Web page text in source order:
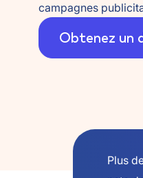
campagnes
Obtenez un
Plus